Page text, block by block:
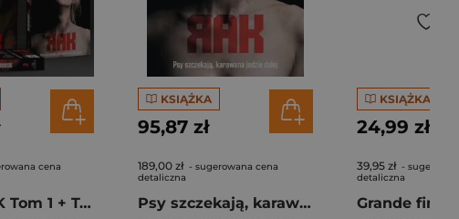
cena
Pakiet RAK Tom 1 + Tom 2
KSIĄŻKA
95,87 zł
189,00 zł - sugerowana cena
detaliczna
Psy szczekają, karawana jedzie dalej. Rak. Tom 1
KSIĄŻKA
24,99 zł
39,95 zł -
detaliczna